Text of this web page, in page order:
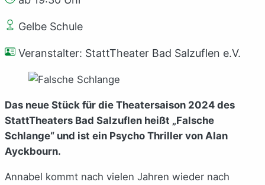
Gelbe Schule
Veranstalter: StattTheater Bad Salzuflen e.V.
Das neue Stück für die Theatersaison 2024 des
StattTheaters Bad Salzuflen heißt „Falsche
Schlange“ und ist ein Psycho Thriller von Alan
Ayckbourn.
Annabel kommt nach vielen Jahren wieder nach